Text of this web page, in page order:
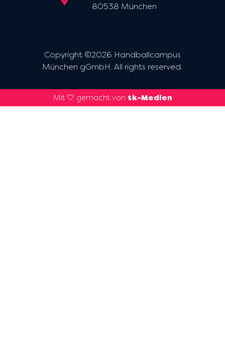
80538 München
Copyright ©2026 Handballcampus
München gGmbH. All rights reserved.
Mit 🤍 gemacht von tk-Medien